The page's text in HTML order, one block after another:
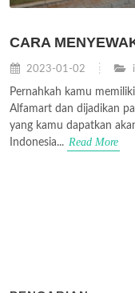
CARA
2023-01-02
Pernahkah kamu
Alfamart dan dijadikan
yang kamu dapatkan
Indonesia... Read More